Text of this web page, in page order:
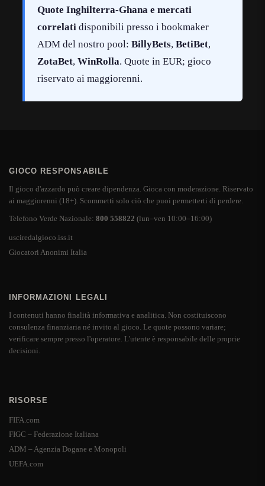
Quote Inghilterra-Ghana e mercati
correlatidisponibili presso i bookmaker
ADM del nostro pool: BillyBets, BetiBet,
ZotaBet, WinRolla. Quote in EUR; gioco
riservato ai maggiorenni.
GIOCO RESPONSABILE
Il gioco d'azzardo può creare dipendenza. Gioca con moderazione. Riservato
ai maggiorenni (18+). Scommetti solo ciò che puoi permetterti di perdere.
Telefono Verde Nazionale: 800 558822 (lun–ven 10:00–16:00)
usciredalgioco.iss.it
Giocatori Anonimi Italia
INFORMAZIONI LEGALI
I contenuti hanno finalità informativa e analitica. Non costituiscono
consulenza finanziaria né invito al gioco. Le quote possono variare;
verificare sempre presso l'operatore. L'utente è responsabile delle proprie
decisioni.
RISORSE
FIFA.com
FIGC – Federazione Italiana
ADM – Agenzia Dogane e Monopoli
UEFA.com